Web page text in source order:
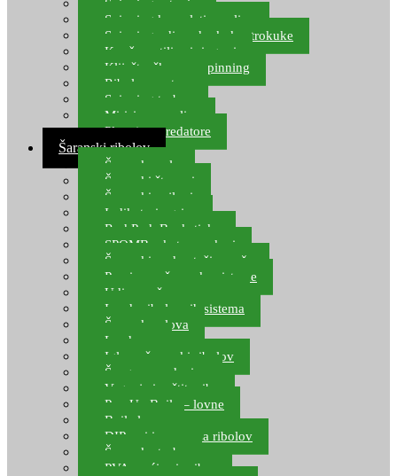
Spinning setovi
Spinning kompleti varalica
Spinning udice, dvokuke, trokuke
Kopče, vrtilice i ringovi
Kliješta, škare za spinning
Ribolov pastrve
Spinning torbe
Mirisi za varalice
Plovci za predatore
Šaranski ribolov
Šaranske role
Šaranski štapovi
Šaranski najloni
Indikatori ugriza
Rod Pod, Banksticks
SPOMB rakete, markeri
Šaranski podmetači, mreže
Pernice za šaranske sisteme
Udice za šarana, amura
Izrada ribolovnih sistema
Šaranska olova
Leadcore
Igle za šaranski ribolov
Špage, upredenice
Vaganje i zaštita ribe
Pop Up Boile – lovne
Boile lovne
DIP-ovi i arome za ribolov
Šaranske torbe
PVA vrećice i pribor